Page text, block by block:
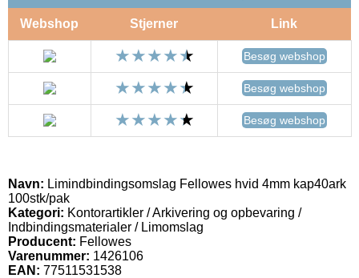
Webshop Stjerner Link
Besøg webshop
Besøg webshop
Besøg webshop
Navn: Limindbindingsomslag Fellowes hvid 4mm kap40ark
100stk/pak
Kategori: Kontorartikler / Arkivering og opbevaring /
Indbindingsmaterialer / Limomslag
Producent: Fellowes
Varenummer: 1426106
EAN: 77511531538